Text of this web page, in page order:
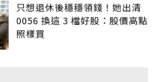
只想退休後穩穩領錢！她出清
0056 換這 3 檔好股：股價高點
照樣買